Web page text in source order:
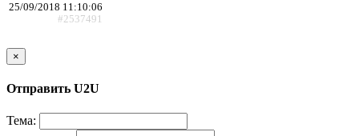
25/09/2018 11:10:06
#2537491
×
Отправить U2U
Тема: